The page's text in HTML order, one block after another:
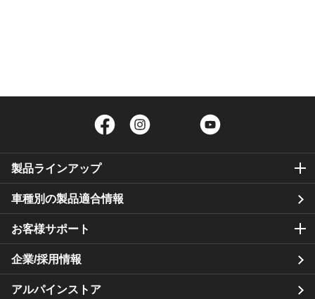
Facebook Twitter
製品ラインアップ
車種別の製品適合情報
お客様サポート
企業/採用情報
アルパインストア